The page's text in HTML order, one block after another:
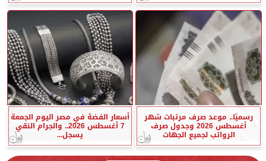
رسميًا.. موعد صرف مرتبات شهر
أغسطس 2026 وجدول صرف
الرواتب لجميع الجهات
أسعار الفضة في مصر اليوم الجمعة
7 أغسطس 2026.. والجرام النقي
يسجل...